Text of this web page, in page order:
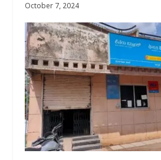
October 7, 2024